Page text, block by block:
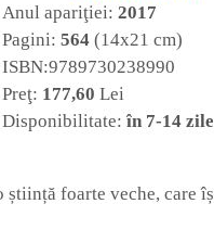
în viața fiecăruia -
Anul apariţiei: 2017
Pagini: 564 (14x21 cm)
ISBN:9789730238990
Preţ: 177,60 Lei
Disponibilitate:în 7-14 zile
știință foarte veche, care